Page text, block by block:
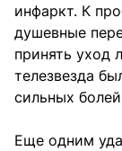
инфаркт. К
душевные
принять уход
телезвезда
сильных
Еще одним